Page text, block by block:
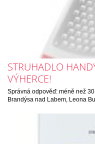
STRUHADLO
VÝHERCE!
Správná odpověď: méně než
Brandýsa nad Labem, Leona